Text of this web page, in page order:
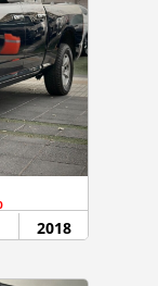
2018